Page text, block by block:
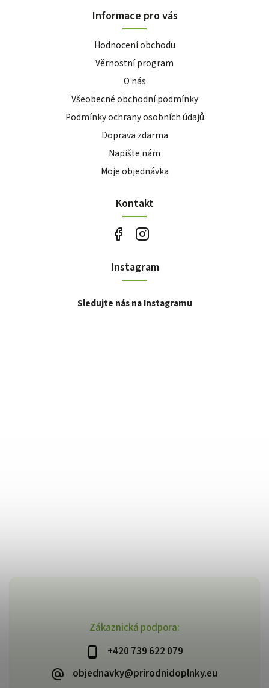
Zákaznická podpora:
+420 739 622 079
objednavky@prirodnidoplnky.eu
Informace pro vás
Hodnocení obchodu
Věrnostní program
O nás
Všeobecné obchodní podmínky
Podmínky ochrany osobních údajů
Doprava zdarma
Napište nám
Moje objednávka
Kontakt
Instagram
Sledujte nás na Instagramu